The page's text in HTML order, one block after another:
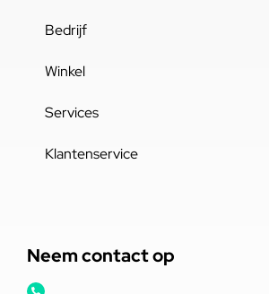
Bedrijf
Winkel
Services
Klantenservice
Neem contact op